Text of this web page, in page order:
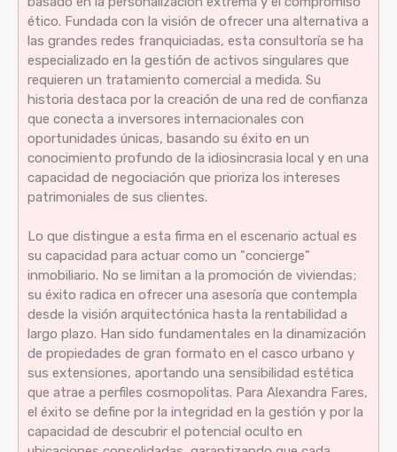
ético. Fundada con la visión de ofrecer una alternativa a
las grandes redes franquiciadas, esta consultoría se ha
especializado en la gestión de activos singulares que
requieren un tratamiento comercial a medida. Su
historia destaca por la creación de una red de confianza
que conecta a inversores internacionales con
oportunidades únicas, basando su éxito en un
conocimiento profundo de la idiosincrasia local y en una
capacidad de negociación que prioriza los intereses
patrimoniales de sus clientes.
Lo que distingue a esta firma en el escenario actual es
su capacidad para actuar como un "concierge"
inmobiliario. No se limitan a la promoción de viviendas;
su éxito radica en ofrecer una asesoría que contempla
desde la visión arquitectónica hasta la rentabilidad a
largo plazo. Han sido fundamentales en la dinamización
de propiedades de gran formato en el casco urbano y
sus extensiones, aportando una sensibilidad estética
que atrae a perfiles cosmopolitas. Para Alexandra Fares,
el éxito se define por la integridad en la gestión y por la
capacidad de descubrir el potencial oculto en